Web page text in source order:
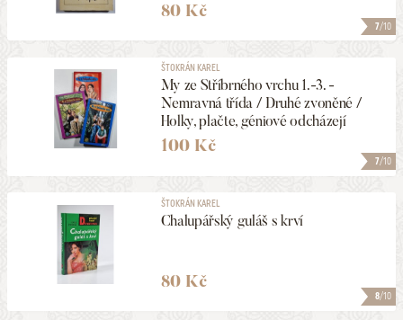
7/10
80 Kč
7/10
ŠTOKRÁN KAREL
My ze Stříbrného vrchu 1.-3. -
Nemravná třída / Druhé zvoněné /
Holky, plačte, géniové odcházejí
100 Kč
8/10
ŠTOKRÁN KAREL
Chalupářský guláš s krví
80 Kč